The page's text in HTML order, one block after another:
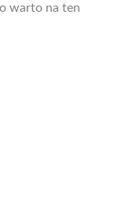
warto na ten